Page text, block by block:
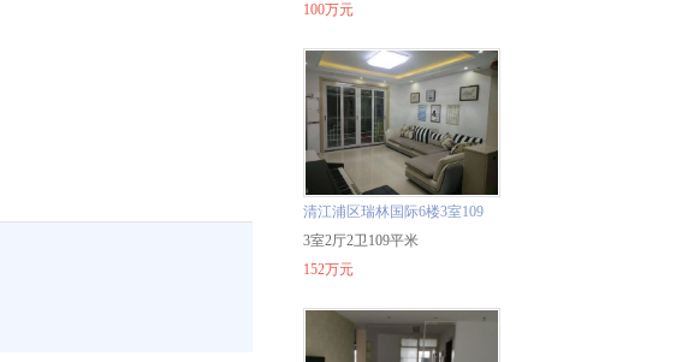
100万元
清江浦区瑞林国际6楼3室109
平152万精装二手房
3室2厅2卫109平米
152万元